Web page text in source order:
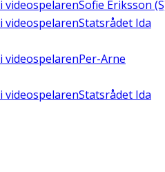
i videospelarenSofie Eriksson
i videospelarenStatsrådet Ida
i videospelarenPer-Arne
i videospelarenStatsrådet Ida